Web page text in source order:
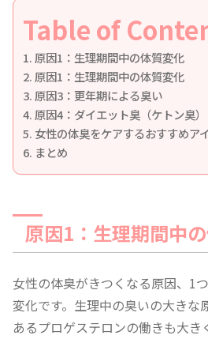
Table of
原因1：生理期間中の体質変化
原因1：生理期間中の体質変化
原因3：更年期による臭い
原因4：ダイエット臭（ケトン臭）
女性の体臭をケアするおすすめア
まとめ
原因1：生理期間中
女性の体臭がきつくなる原因、1
変化です。生理中の臭いの大きな
あるプロゲステロンの働きも大き